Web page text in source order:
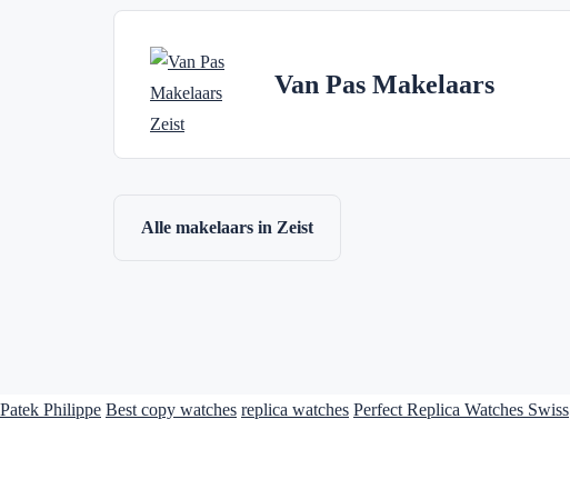
Van Pas Makelaars
Alle makelaars in Zeist
Patek Philippe Best copy watches replica watches Perfect Replica Watches Swiss